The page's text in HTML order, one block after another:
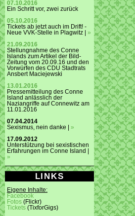
07.10.2016
Ein Schritt vor, zwei zurück
05.10.2016
Tickets ab jetzt auch im Drift! -
Neue VVK-Stelle in Plagwitz | »
21.09.2016
Stellungnahme des Conne
Islands zum Artikel der Bild-
Zeitung vom 20.09.16 und den
Vorwürfen des CDU Stadtrats
Ansbert Maciejewski
13.01.2016
Pressemitteilung des Conne
Island anlässlich der
Naziangriffe auf Connewitz am
11.01.2016
07.04.2014
Sexismus, nein danke | »
17.09.2012
Unterstützung bei sexistischen
Erfahrungen im Conne Island |
»
LINKS
Eigene Inhalte:
Facebook
Fotos (Flickr)
Tickets (TixforGigs)